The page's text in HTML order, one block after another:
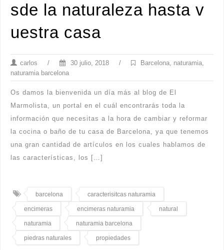
sde la naturaleza hasta v
uestra casa
carlos / 30 julio, 2018 / Barcelona naturamia
naturamia barcelona
Os damos la bienvenida un día más al blog de El
Marmolista, un portal en el cuál encontrarás toda la
información que necesitas a la hora de cambiar y reformar
la cocina o baño de tu casa de Barcelona, ya que tenemos
una gran cantidad de artículos en los cuales hablamos de
las características, los […]
barcelona caracterisitcas naturamia
encimeras encimeras naturamia natural
naturamia naturamia barcelona
piedras naturales propiedades